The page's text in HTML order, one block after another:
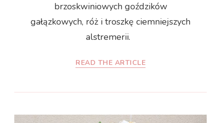
brzoskwiniowych goździków
gałązkowych, róż i troszkę ciemniejszych
alstremerii.
READ THE ARTICLE